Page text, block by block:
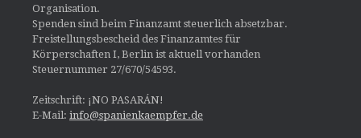
Organisation.
Spenden sind beim Finanzamt steuerlich absetzbar.
Freistellungsbescheid des Finanzamtes für
Körperschaften I, Berlin ist aktuell vorhanden
Steuernummer 27/670/54593.
Zeitschrift: ¡NO PASARÁN!
E-Mail: info@spanienkaempfer.de